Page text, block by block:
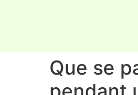
Que se